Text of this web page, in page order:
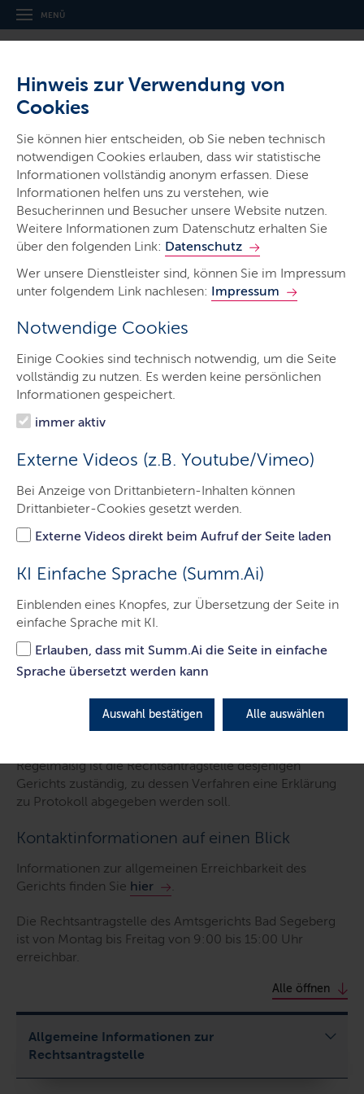
Hinweis zur Verwendung von
Cookies
Sie können hier entscheiden, ob Sie neben technisch
notwendigen Cookies erlauben, dass wir statistische
Informationen vollständig anonym erfassen. Diese
Informationen helfen uns zu verstehen, wie
Besucherinnen und Besucher unsere Website nutzen.
Weitere Informationen zum Datenschutz erhalten Sie
über den folgenden Link: Datenschutz
Wer unsere Dienstleister sind, können Sie im Impressum
unter folgendem Link nachlesen: Impressum
Notwendige Cookies
Einige Cookies sind technisch notwendig, um die Seite
vollständig zu nutzen. Es werden keine persönlichen
Informationen gespeichert.
immer aktiv
Externe Videos (z.B. Youtube/Vimeo)
Bei Anzeige von Drittanbietern-Inhalten können
Drittanbieter-Cookies gesetzt werden.
Externe Videos direkt beim Aufruf der Seite laden
KI Einfache Sprache (Summ.Ai)
Einblenden eines Knopfes, zur Übersetzung der Seite in
einfache Sprache mit KI.
Erlauben, dass mit Summ.Ai die Seite in einfache
Sprache übersetzt werden kann
Auswahl bestätigen Alle auswählen
MENÜ
Amtsgericht Bad Segeberg
Gerichte & Justizbehörden
Start
Das Gericht
Aufgaben
Besucher & Service
Ausbildung & Beruf
Kontakt
Rechtsantragstelle
Hier finden Sie die wichtigsten Informationen zur
Rechtsantragstelle.
LETZTE AKTUALISIERUNG: 29.11.2021
Zuständigkeit auf einen Blick
Regelmäßig ist die Rechtsantragstelle desjenigen
Gerichts zuständig, zu dessen Verfahren eine Erklärung
zu Protokoll abgegeben werden soll.
Kontaktinformationen auf einen Blick
Informationen zur allgemeinen Erreichbarkeit des
Gerichts finden Sie hier
Die Rechtsantragstelle des Amtsgerichts Bad Segeberg
ist von Montag bis Freitag von 9:00 bis 15:00 Uhr
erreichbar.
Alle öffnen
Allgemeine Informationen zur
Rechtsantragstelle